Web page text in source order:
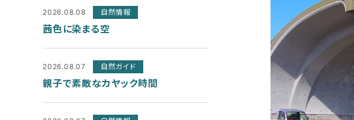
2026.08.08 自然情報
茜色に染まる空
2026.08.07 自然ガイド
親子で素敵なカヤック時間